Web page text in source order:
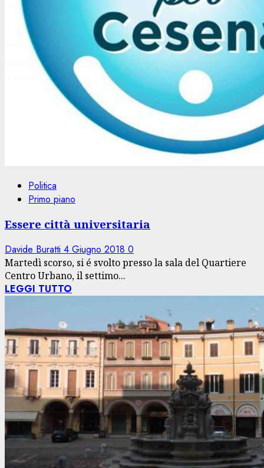
Politica
Primo piano
Essere città universitaria
Davide Buratti 4 Giugno 2018 0
Martedì scorso, si é svolto presso la sala del Quartiere
Centro Urbano, il settimo...
LEGGI TUTTO